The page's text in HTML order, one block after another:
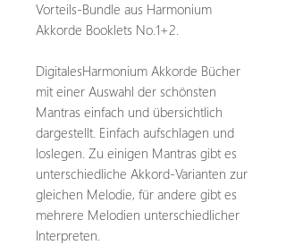
Vorteils-Bundle aus Harmonium
Akkorde Booklets No.1+2.
DigitalesHarmonium Akkorde Bücher
mit einer Auswahl der schönsten
Mantras einfach und übersichtlich
dargestellt. Einfach aufschlagen und
loslegen. Zu einigen Mantras gibt es
unterschiedliche Akkord-Varianten zur
gleichen Melodie, für andere gibt es
mehrere Melodien unterschiedlicher
Interpreten.